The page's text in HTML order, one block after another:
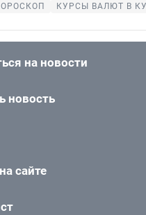
КУРСЫ ВАЛЮТ В
на новости
новость
сайте